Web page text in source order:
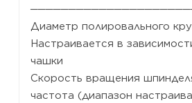
Диаметр полировального
Настраивается в
чашки
Скорость вращения
частота (диапазон